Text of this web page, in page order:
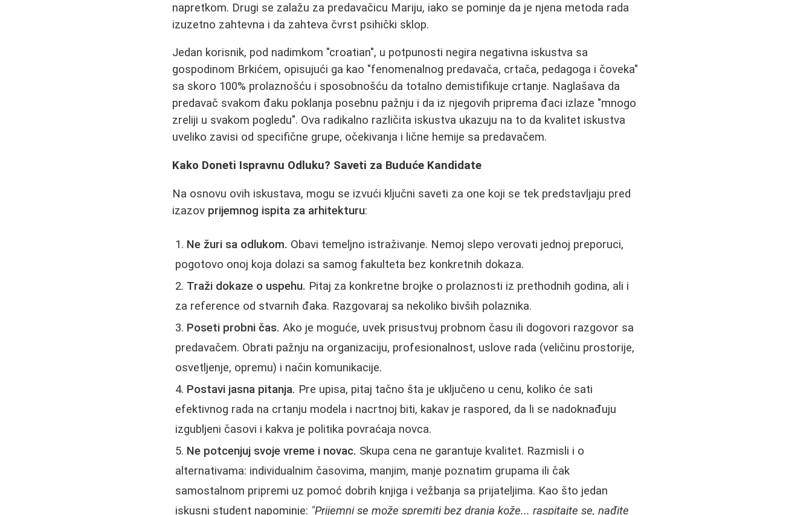
napretkom. Drugi se zalažu za predavačicu Mariju, iako se pominje da je njena metoda rada
izuzetno zahtevna i da zahteva čvrst psihički sklop.
Jedan korisnik, pod nadimkom "croatian", u potpunosti negira negativna iskustva sa
gospodinom Brkićem, opisujući ga kao "fenomenalnog predavača, crtača, pedagoga i čoveka"
sa skoro 100% prolaznošću i sposobnošću da totalno demistifikuje crtanje. Naglašava da
predavač svakom đaku poklanja posebnu pažnju i da iz njegovih priprema đaci izlaze "mnogo
zreliji u svakom pogledu". Ova radikalno različita iskustva ukazuju na to da kvalitet iskustva
uveliko zavisi od specifične grupe, očekivanja i lične hemije sa predavačem.
Kako Doneti Ispravnu Odluku? Saveti za Buduće Kandidate
Na osnovu ovih iskustava, mogu se izvući ključni saveti za one koji se tek predstavljaju pred
izazov prijemnog ispita za arhitekturu:
Ne žuri sa odlukom. Obavi temeljno istraživanje. Nemoj slepo verovati jednoj preporuci,
pogotovo onoj koja dolazi sa samog fakulteta bez konkretnih dokaza.
Traži dokaze o uspehu. Pitaј za konkretne brojke o prolaznosti iz prethodnih godina, ali i
za reference od stvarnih đaka. Razgovaraj sa nekoliko bivših polaznika.
Poseti probni čas. Ako je moguće, uvek prisustvuj probnom času ili dogovori razgovor sa
predavačem. Obrati pažnju na organizaciju, profesionalnost, uslove rada (veličinu prostorije,
osvetljenje, opremu) i način komunikacije.
Postavi jasna pitanja. Pre upisa, pitaj tačno šta je uključeno u cenu, koliko će sati
efektivnog rada na crtanju modela i nacrtnoj biti, kakav je raspored, da li se nadoknađuju
izgubljeni časovi i kakva je politika povraćaja novca.
Ne potcenjuj svoje vreme i novac. Skupa cena ne garantuje kvalitet. Razmisli i o
alternativama: individualnim časovima, manjim, manje poznatim grupama ili čak
samostalnom pripremi uz pomoć dobrih knjiga i vežbanja sa prijateljima. Kao što jedan
iskusni student napominje: "Prijemni se može spremiti bez dranja kože... raspitajte se, nađite